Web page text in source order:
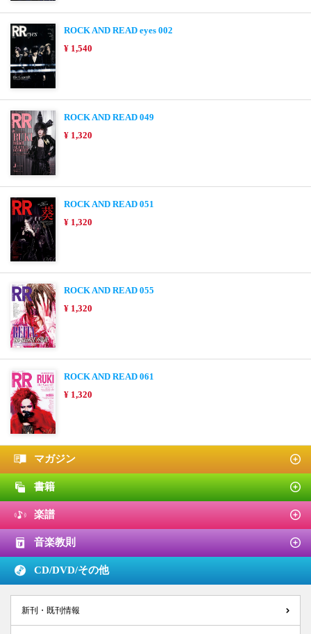
ROCK AND READ eyes 002
¥ 1,540
ROCK AND READ 049
¥ 1,320
ROCK AND READ 051
¥ 1,320
ROCK AND READ 055
¥ 1,320
ROCK AND READ 061
¥ 1,320
マガジン
書籍
楽譜
音楽教則
CD/DVD/その他
新刊・既刊情報